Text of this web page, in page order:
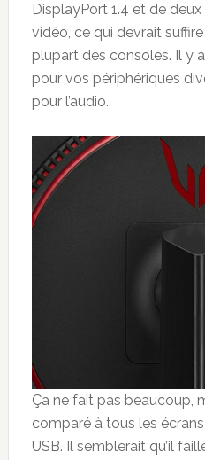
DisplayPort 1.4 et de
vidéo, ce qui devrait
plupart des consoles. Il y
pour vos périphériques
pour l’audio.
Ça ne fait pas beaucoup,
comparé à tous les
USB. Il semblerait qu’il